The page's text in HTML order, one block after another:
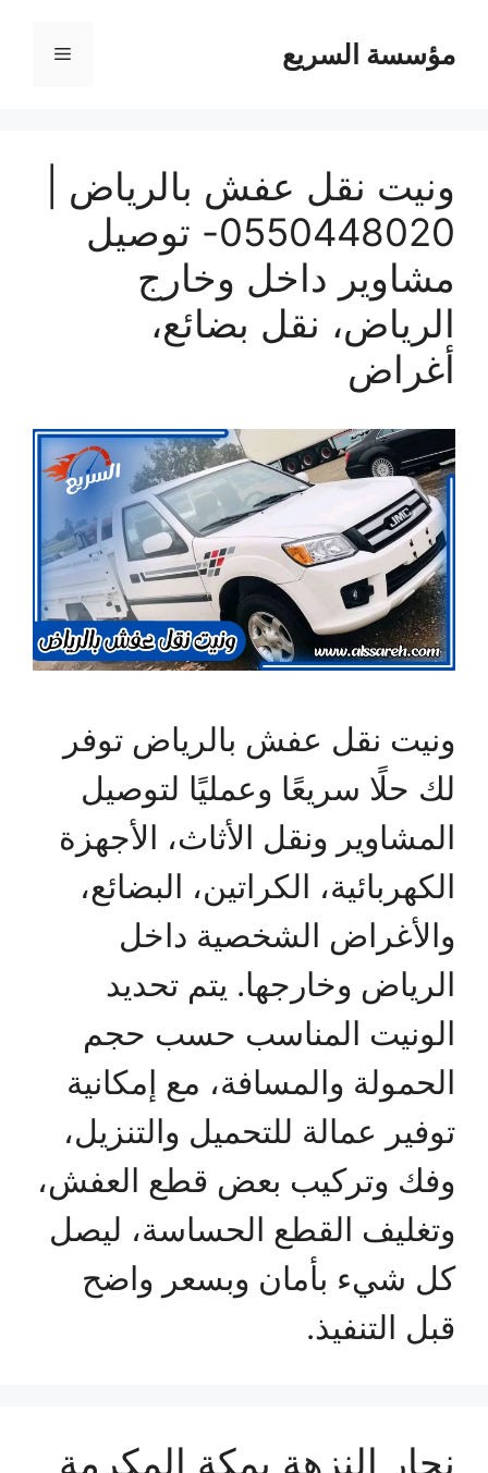
مؤسسة السريع القائمة
ونيت نقل عفش بالرياض |
0550448020- توصيل
مشاوير داخل وخارج
الرياض، نقل بضائع،
أغراض
ونيت نقل عفش بالرياض توفر
لك حلًا سريعًا وعمليًا لتوصيل
المشاوير ونقل الأثاث، الأجهزة
الكهربائية، الكراتين، البضائع،
والأغراض الشخصية داخل
الرياض وخارجها. يتم تحديد
الونيت المناسب حسب حجم
الحمولة والمسافة، مع إمكانية
توفير عمالة للتحميل والتنزيل،
وفك وتركيب بعض قطع العفش،
وتغليف القطع الحساسة، ليصل
كل شيء بأمان وبسعر واضح
قبل التنفيذ.
نجار النزهة بمكة المكرمة